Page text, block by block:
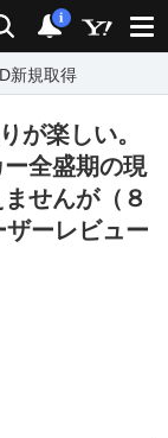
検索 通知
i
新規取得
が楽しい。
全盛期の現
せんが（８
ザーレビュー